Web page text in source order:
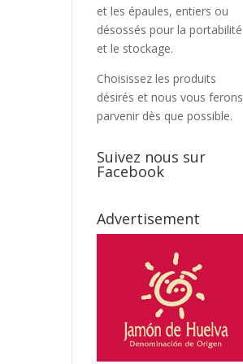
et les épaules, entiers ou
désossés pour la portabilité
et le stockage.
Choisissez les produits
désirés et nous vous ferons
parvenir dès que possible.
Suivez nous sur
Facebook
Advertisement